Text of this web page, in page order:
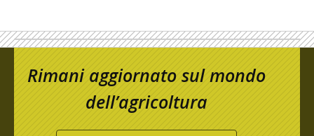
Rimani aggiornato sul mondo
dell’agricoltura